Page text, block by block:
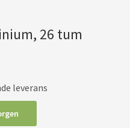
26 tum
leverans